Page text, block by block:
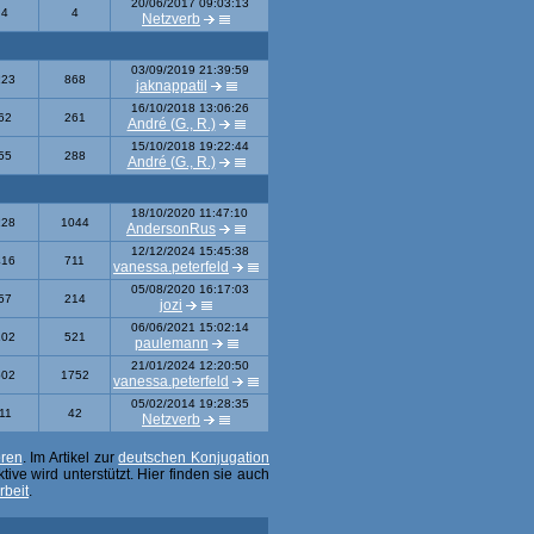
4 4
20/06/2017 09:03:13
Netzverb
868
03/09/2019 21:39:59
jaknappatil
261
16/10/2018 13:06:26
André (G., R.)
288
15/10/2018 19:22:44
André (G., R.)
1044
18/10/2020 11:47:10
AndersonRus
711
12/12/2024 15:45:38
vanessa.peterfeld
214
05/08/2020 16:17:03
jozi
521
06/06/2021 15:02:14
paulemann
1752
21/01/2024 12:20:50
vanessa.peterfeld
11 42
05/02/2014 19:28:35
Netzverb
. Im Artikel zurdeutschen Konjugation
wird unterstützt. Hier finden sie auch
.